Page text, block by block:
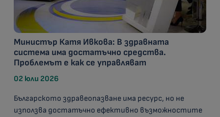
Министър Катя Ивкова: В здравната
система има достатъчно средства.
Проблемът е как се управляват
02 юли 2026
Българското здравеопазване има ресурс, но не
използва достатъчно ефективно възможностите